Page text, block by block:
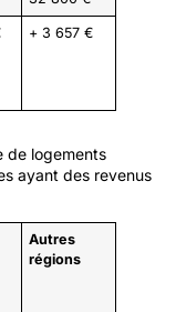
+ 3 657 €
de logements
ayant des revenus
Autres
régions